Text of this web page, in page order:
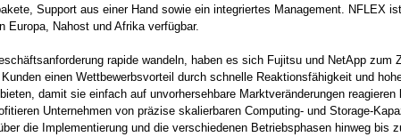
Support aus einer Hand sowie ein integriertes Management. NFLEX
Europa, Nahost und Afrika verfügbar.
rapide wandeln, haben es sich Fujitsu und NetApp zum
einen Wettbewerbsvorteil durch schnelle Reaktionsfähigkeit und
damit sie einfach auf unvorhersehbare Marktveränderungen reagieren
Unternehmen von präzise skalierbaren Computing- und Storage-
die Implementierung und die verschiedenen Betriebsphasen hinweg bis